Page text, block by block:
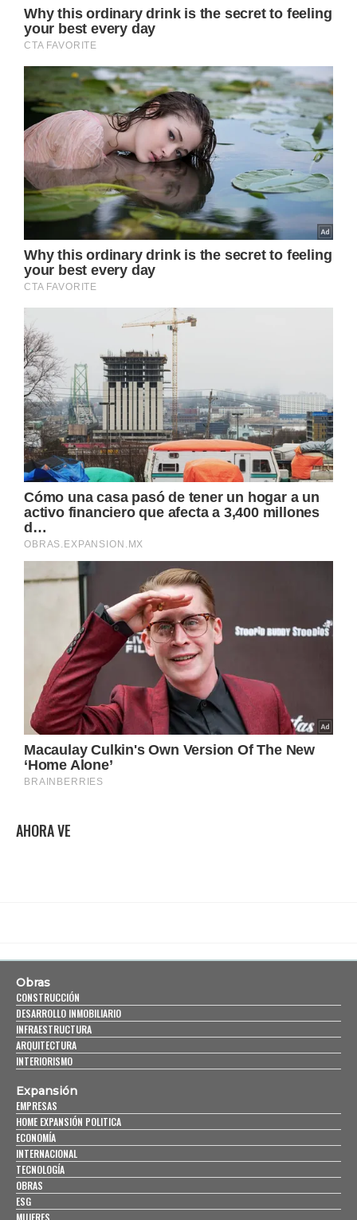
AHORA VE
Obras
CONSTRUCCIÓN
DESARROLLO INMOBILIARIO
INFRAESTRUCTURA
ARQUITECTURA
INTERIORISMO
Expansión
EMPRESAS
HOME EXPANSIÓN POLITICA
ECONOMÍA
INTERNACIONAL
TECNOLOGÍA
OBRAS
ESG